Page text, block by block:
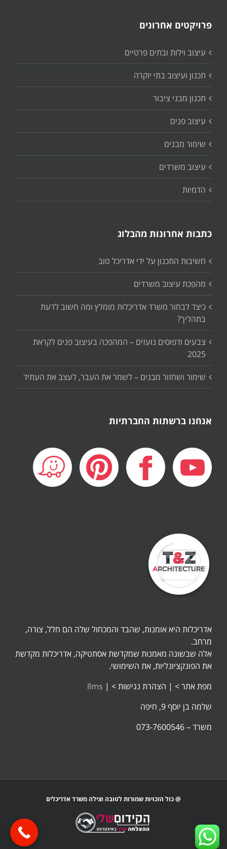
פרויקטים אחרונים
עיצוב וילות ובתים פרטיים
תכנון ועיצוב בתי יוקרה
תכנון מבני ציבור
עיצוב פנים
שימור מבנים
עיצוב משרדים
הדמיות
כתבות אחרונות מהבלוג
חשיבות התכנון על ידי אדריכל טוב
מהפכת עיצוב משרדים
כיצד לבחור משרד אדריכלות מומלץ ומה חשוב לדעת
בתהליך?
צבעים ודפוסים נועזים – המהפכה בעיצוב פנים לקראת
2025
שימור ושחזור מבנים – לשמר את העבר, לעצב את העתיד
אנחנו ברשתות החברתיות
אדריכלות היא אומנות, שהבד והמכחול שלה הם חלל, צורה,
מרחב.
אלה שבשונה מאמנות שמקדשת אסתטיקה, אדריכלות מקדשת
את הפונקציונליות, את השימושי.
מפת אתר > | הצהרת נגישות > |
llms
שלמה בן יוסף 9, חיפה
משרד – 073-7600546
@ כול הזכויות שמורות לטובה וצילה משרד אדריכלים